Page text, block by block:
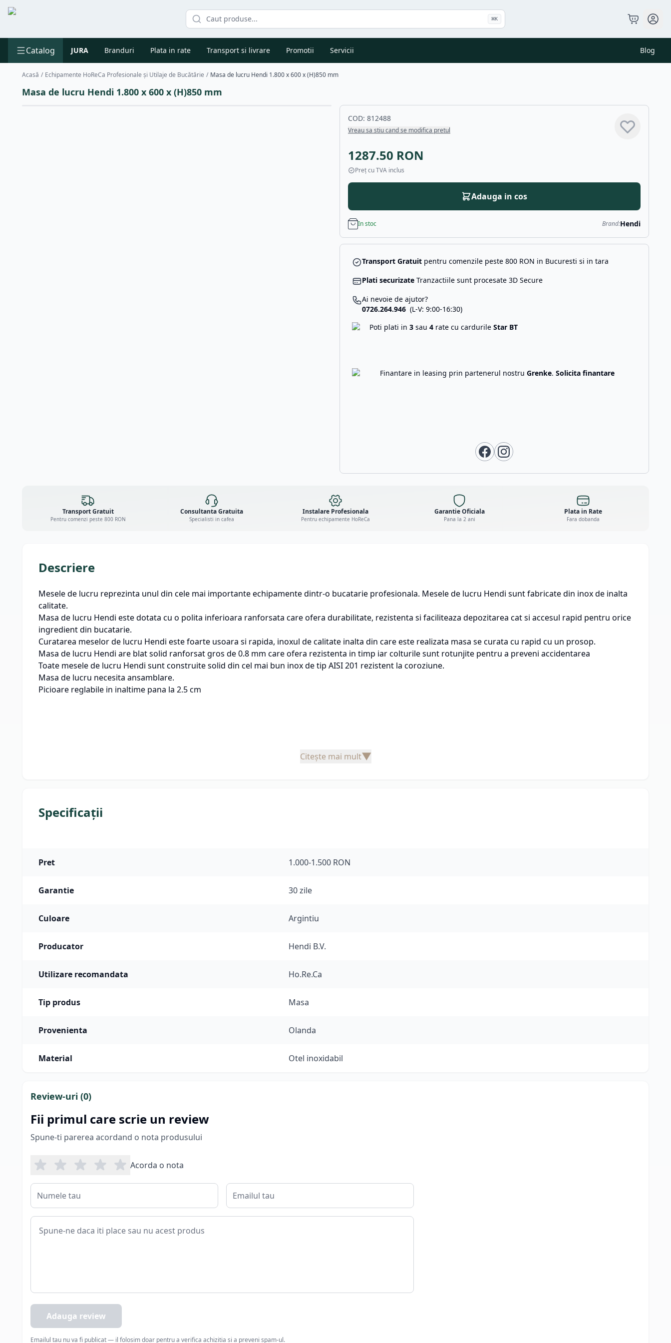
⌘K
Catalog JURA Branduri Plata in rate Transport si livrare Promotii Servicii Blog
Acasă / Echipamente HoReCa Profesionale și Utilaje de Bucătărie / Masa de lucru Hendi 1.800 x 600 x (H)850 mm
Masa de lucru Hendi 1.800 x 600 x (H)850 mm
COD: 812488
Vreau sa stiu cand se modifica pretul
1287.50 RON
Preț cu TVA inclus
Adauga in cos
In stoc Brand:Hendi
Transport Gratuit pentru comenzile peste 800 RON in Bucuresti si in tara
Plati securizate Tranzactiile sunt procesate 3D Secure
Ai nevoie de ajutor?
0726.264.946 (L-V: 9:00-16:30)
Poti plati in 3 sau 4 rate cu cardurile Star BT
Finantare in leasing prin partenerul nostru Grenke. Solicita finantare
Transport Gratuit
Pentru comenzi peste 800 RON
Consultanta Gratuita
Specialisti in cafea
Instalare Profesionala
Pentru echipamente HoReCa
Garantie Oficiala
Pana la 2 ani
Plata in Rate
Fara dobanda
Descriere
Mesele de lucru reprezinta unul din cele mai importante echipamente dintr-o bucatarie profesionala. Mesele de lucru Hendi sunt fabricate din inox de inalta
calitate.
Masa de lucru Hendi este dotata cu o polita inferioara ranforsata care ofera durabilitate, rezistenta si faciliteaza depozitarea cat si accesul rapid pentru orice
ingredient din bucatarie.
Curatarea meselor de lucru Hendi este foarte usoara si rapida, inoxul de calitate inalta din care este realizata masa se curata cu rapid cu un prosop.
Masa de lucru Hendi are blat solid ranforsat gros de 0.8 mm care ofera rezistenta in timp iar colturile sunt rotunjite pentru a preveni accidentarea
Toate mesele de lucru Hendi sunt construite solid din cel mai bun inox de tip AISI 201 rezistent la coroziune.
Masa de lucru necesita ansamblare.
Picioare reglabile in inaltime pana la 2.5 cm
Citește mai mult▼
Specificații
Pret 1.000-1.500 RON
Garantie 30 zile
Culoare Argintiu
Producator Hendi B.V.
Utilizare recomandata Ho.Re.Ca
Tip produs Masa
Provenienta Olanda
Material Otel inoxidabil
Review-uri (0)
Fii primul care scrie un review
Spune-ti parerea acordand o nota produsului
Acorda o nota
Adauga review
Emailul tau nu va fi publicat — il folosim doar pentru a verifica achizitia si a preveni spam-ul.